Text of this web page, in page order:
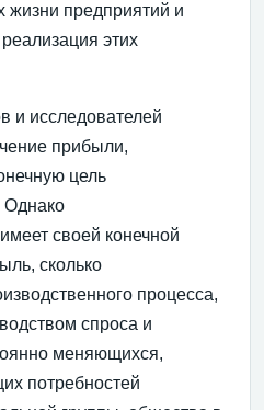
предприятий и
этих
и исследователей
прибыли,
цель
Однако
своей конечной
сколько
процесса,
спроса и
меняющихся,
потребностей